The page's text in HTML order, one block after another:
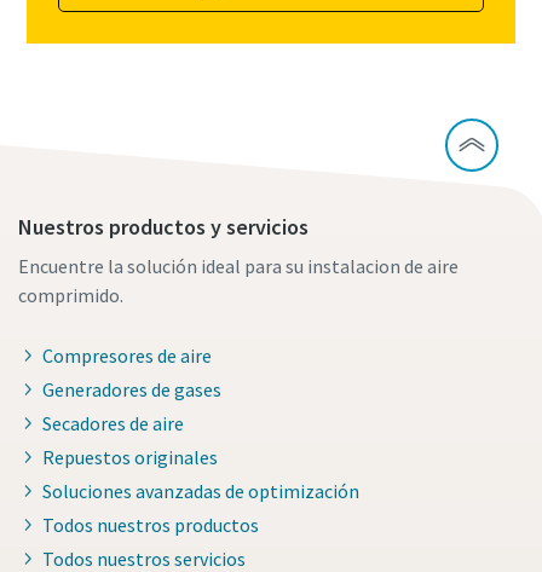
Nuestros productos y servicios
Encuentre la solución ideal para su instalacion de aire
comprimido.
Compresores de aire
Generadores de gases
Secadores de aire
Repuestos originales
Soluciones avanzadas de optimización
Todos nuestros productos
Todos nuestros servicios